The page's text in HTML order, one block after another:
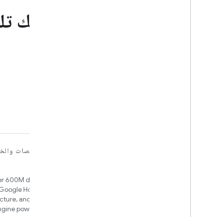
يمكنك
للتطبيقات والمنصات
600M devices, hubs for
Home and Matter
and an automation
powered by Google